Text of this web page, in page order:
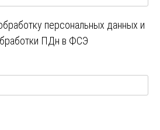
персональных данных и
ПДн в ФСЭ